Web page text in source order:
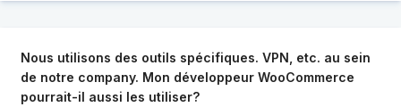
Nous utilisons des outils spécifiques. VPN, etc. au sein
de notre company. Mon développeur WooCommerce
pourrait-il aussi les utiliser?